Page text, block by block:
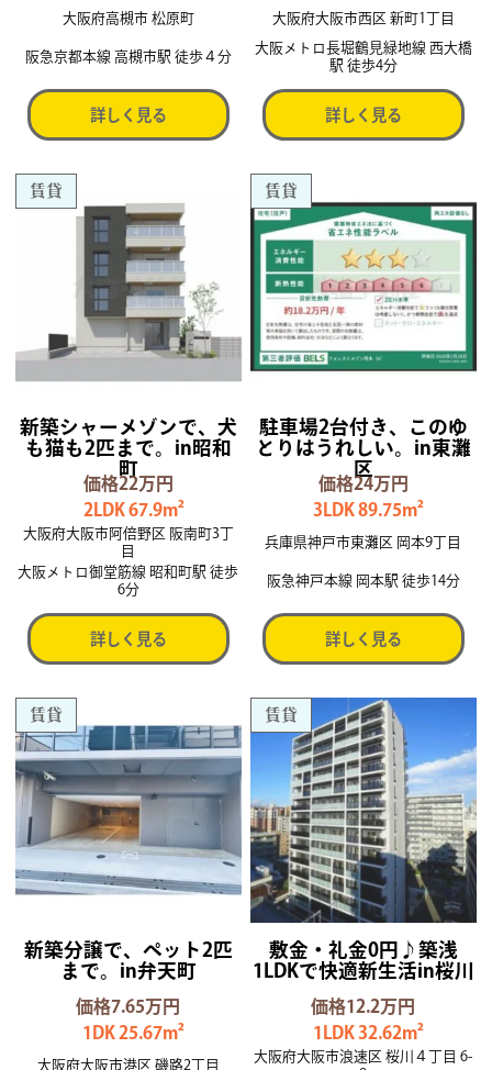
大阪府高槻市 松原町
阪急京都本線 高槻市駅 徒歩４分
詳しく見る
大阪府大阪市西区 新町1丁目
大阪メトロ長堀鶴見緑地線 西大橋
駅 徒歩4分
詳しく見る
賃貸
新築シャーメゾンで、犬
も猫も2匹まで。in昭和
町
価格22万円
2LDK 67.9m²
大阪府大阪市阿倍野区 阪南町3丁
目
大阪メトロ御堂筋線 昭和町駅 徒歩
6分
詳しく見る
賃貸
駐車場2台付き、このゆ
とりはうれしい。in東灘
区
価格24万円
3LDK 89.75m²
兵庫県神戸市東灘区 岡本9丁目
阪急神戸本線 岡本駅 徒歩14分
詳しく見る
賃貸
新築分譲で、ペット2匹
まで。in弁天町
価格7.65万円
1DK 25.67m²
大阪府大阪市港区 磯路2丁目
賃貸
敷金・礼金0円♪築浅
1LDKで快適新生活in桜川
価格12.2万円
1LDK 32.62m²
大阪府大阪市浪速区 桜川４丁目 6-